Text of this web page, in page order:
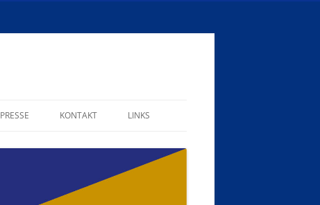
PRESSE KONTAKT
SPENDEN UND HELFEN!
LINKS